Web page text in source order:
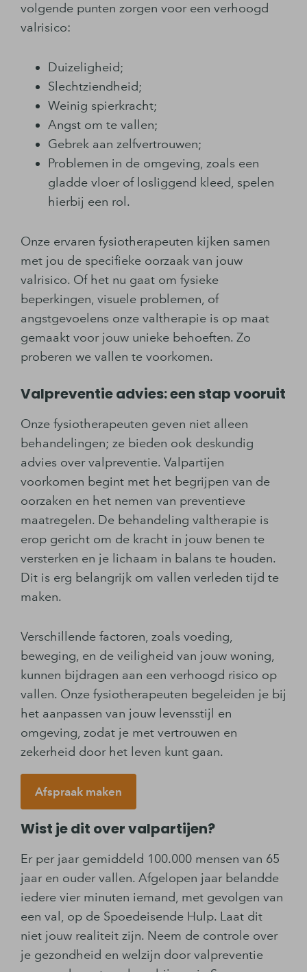
volgende punten zorgen voor een verhoogd
valrisico:
Duizeligheid;
Slechtziendheid;
Weinig spierkracht;
Angst om te vallen;
Gebrek aan zelfvertrouwen;
Problemen in de omgeving, zoals een
gladde vloer of losliggend kleed, spelen
hierbij een rol.
Onze ervaren fysiotherapeuten kijken samen
met jou de specifieke oorzaak van jouw
valrisico. Of het nu gaat om fysieke
beperkingen, visuele problemen, of
angstgevoelens onze valtherapie is op maat
gemaakt voor jouw unieke behoeften. Zo
proberen we vallen te voorkomen.
Valpreventie advies: een stap vooruit
Onze fysiotherapeuten geven niet alleen
behandelingen; ze bieden ook deskundig
advies over valpreventie. Valpartijen
voorkomen begint met het begrijpen van de
oorzaken en het nemen van preventieve
maatregelen. De behandeling valtherapie is
erop gericht om de kracht in jouw benen te
versterken en je lichaam in balans te houden.
Dit is erg belangrijk om vallen verleden tijd te
maken.
Verschillende factoren, zoals voeding,
beweging, en de veiligheid van jouw woning,
kunnen bijdragen aan een verhoogd risico op
vallen. Onze fysiotherapeuten begeleiden je bij
het aanpassen van jouw levensstijl en
omgeving, zodat je met vertrouwen en
zekerheid door het leven kunt gaan.
Afspraak maken
Wist je dit over valpartijen?
Er per jaar gemiddeld 100.000 mensen van 65
jaar en ouder vallen. Afgelopen jaar belandde
iedere vier minuten iemand, met gevolgen van
een val, op de Spoedeisende Hulp. Laat dit
niet jouw realiteit zijn. Neem de controle over
je gezondheid en welzijn door valpreventie